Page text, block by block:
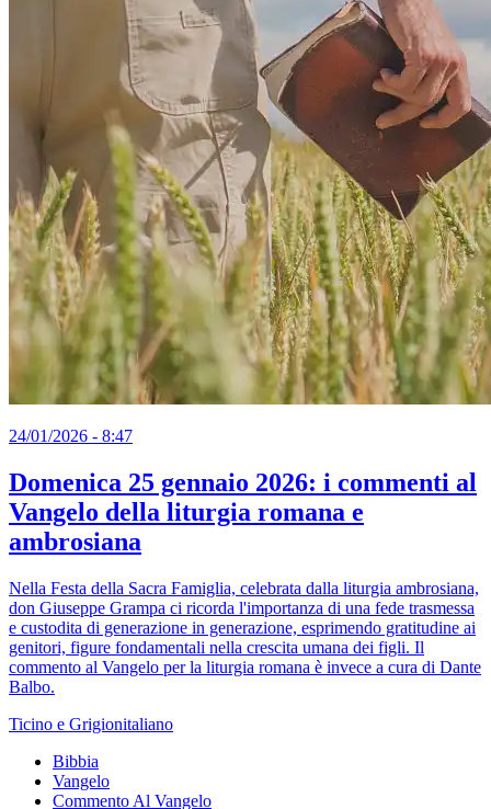
24/01/2026 - 8:47
Domenica 25 gennaio 2026: i commenti al
Vangelo della liturgia romana e
ambrosiana
Nella Festa della Sacra Famiglia, celebrata dalla liturgia ambrosiana,
don Giuseppe Grampa ci ricorda l'importanza di una fede trasmessa
e custodita di generazione in generazione, esprimendo gratitudine ai
genitori, figure fondamentali nella crescita umana dei figli. Il
commento al Vangelo per la liturgia romana è invece a cura di Dante
Balbo.
Ticino e Grigionitaliano
Bibbia
Vangelo
Commento Al Vangelo